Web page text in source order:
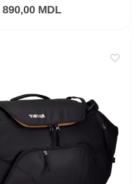
890,00 MDL